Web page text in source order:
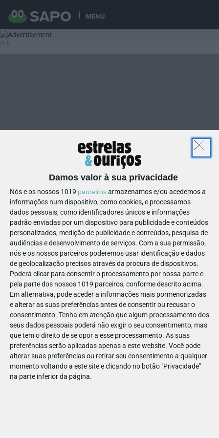
MENU
Damos valor à sua privacidade
Nós e os nossos 1019 parceirosarmazenamos e/ou acedemos a
informações num dispositivo, como cookies, e processamos
dados pessoais, como identificadores únicos e informações
padrão enviadas por um dispositivo para publicidade e conteúdos
personalizados, medição de publicidade e conteúdos, pesquisa de
audiências e desenvolvimento de serviços. Com a sua permissão,
nós e os nossos parceiros poderemos usar identificação e dados
de geolocalização precisos através da procura de dispositivos.
Poderá clicar para consentir o processamento por nossa parte e
pela parte dos nossos 1019 parceiros, conforme descrito acima.
Em alternativa, pode aceder a informações mais pormenorizadas
e alterar as suas preferências antes de consentir ou recusar o
consentimento. Tenha em atenção que algum processamento dos
seus dados pessoais poderá não exigir o seu consentimento, mas
que tem o direito de se opor a esse processamento. As suas
preferências serão aplicadas apenas a este website. Você pode
alterar suas preferências ou retirar seu consentimento a qualquer
momento voltando a este site e clicando no botão "Privacidade"
na parte inferior da página.
17
307311179565672